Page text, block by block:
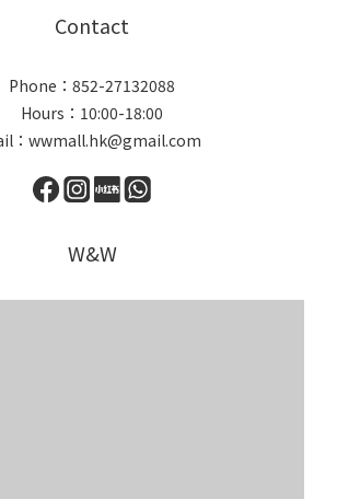
Contact
Phone：852-27132088
Hours：10:00-18:00
：wwmall.hk@gmail.com
W&W